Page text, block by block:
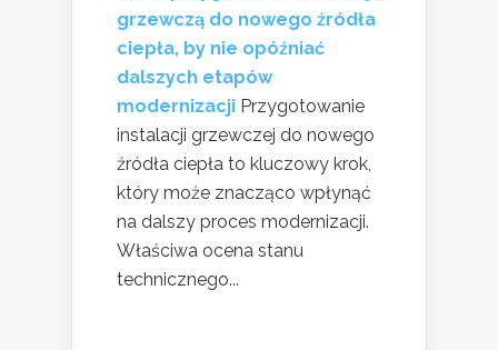
grzewczą do nowego źródła
ciepła, by nie opóźniać
dalszych etapów
modernizacji Przygotowanie
instalacji grzewczej do nowego
źródła ciepła to kluczowy krok,
który może znacząco wpłynąć
na dalszy proces modernizacji.
Właściwa ocena stanu
technicznego...